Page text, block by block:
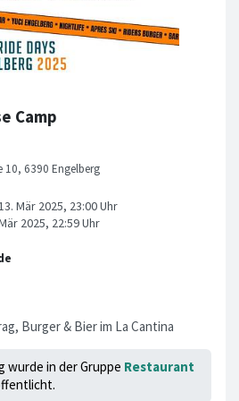
Camp
10, 6390 Engelberg
Burger & Bier im La Cantina
wurde in der Gruppe Restaurant